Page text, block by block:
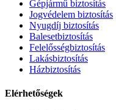
Gépjármű biztosítás
Jogvédelem biztosítás
Nyugdíj biztosítás
Balesetbiztosítás
Felelősségbiztosítás
Lakásbiztosítás
Házbiztosítás
Elérhetőségek